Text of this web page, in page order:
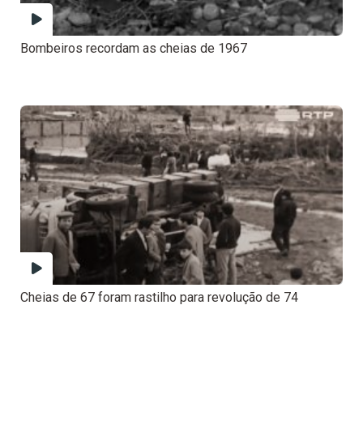
Bombeiros recordam as cheias de 1967
Cheias de 67 foram rastilho para revolução de 74